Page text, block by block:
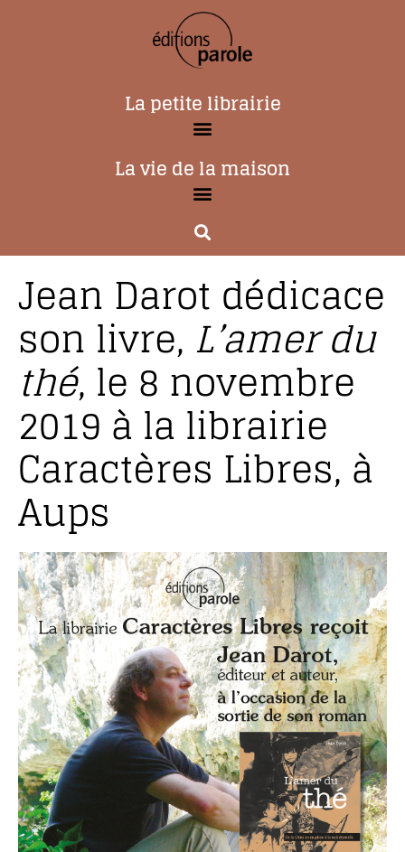
La petite librairie
La vie de la maison
Jean Darot dédicace
son livre, L’amer du
thé, le 8 novembre
2019 à la librairie
Caractères Libres, à
Aups